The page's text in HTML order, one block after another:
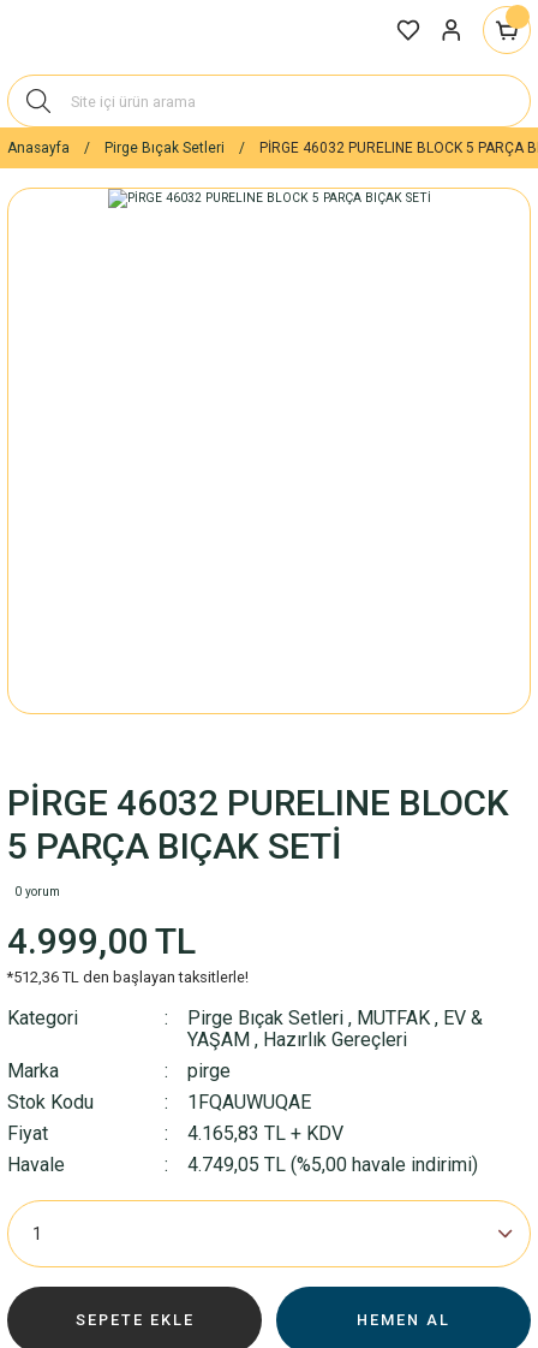
Anasayfa Pirge Bıçak Setleri PİRGE 46032 PURELINE BLOCK 5 PARÇA
PİRGE 46032 PURELINE BLOCK
5 PARÇA BIÇAK SETİ
0 yorum
4.999,00 TL
*512,36 TL den başlayan taksitlerle!
Kategori Pirge Bıçak Setleri , MUTFAK , EV &
YAŞAM , Hazırlık Gereçleri
Marka
pirge
Stok Kodu
1FQAUWUQAE
Fiyat
4.165,83 TL + KDV
Havale
4.749,05 TL (%5,00 havale indirimi)
SEPETE EKLE HEMEN AL